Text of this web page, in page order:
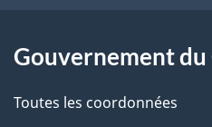
a
g
a
t
Gouvernement du
Toutes les coordonnées